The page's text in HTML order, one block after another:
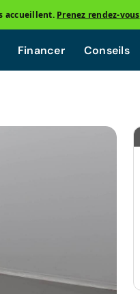
accueillent. Prenez rendez-vous
Financer Conseils